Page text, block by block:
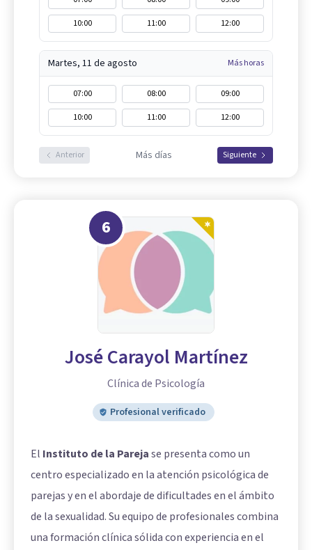
10:00
11:00 12:00
Martes, 11 de agosto Más horas
07:00 08:00
09:00
10:00
11:00 12:00
Anterior Más días Siguiente
6
José Carayol Martínez
Clínica de Psicología
Profesional verificado
El Instituto de la Parejase presenta como un
centro especializado en la atención psicológica de
parejas y en el abordaje de dificultades en el ámbito
de la sexualidad. Su equipo de profesionales combina
una formación clínica sólida con experiencia en el